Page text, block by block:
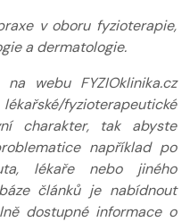
v oboru fyzioterapie,
a dermatologie.
webu FYZIOklinika.cz
fyzioterapeutické
charakter, tak abyste
například po
lékaře nebo jiného
článků je nabídnout
dostupné informace o